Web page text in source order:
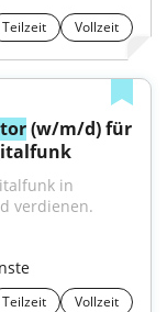
Teilzeit Vollzeit
(w/m/d) für
verdienen.
Teilzeit Vollzeit